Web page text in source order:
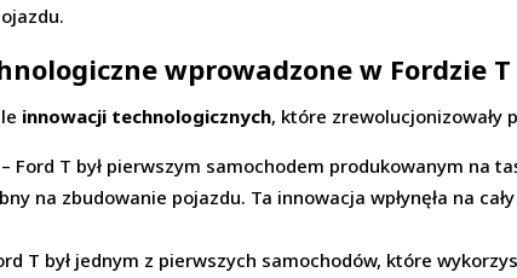
wprowadzone w Fordzie T
innowacji technologicznych, które zrewolucjonizowały
– Ford T był pierwszym samochodem produkowanym na
na zbudowanie pojazdu. Ta innowacja wpłynęła na
T był jednym z pierwszych samochodów, które